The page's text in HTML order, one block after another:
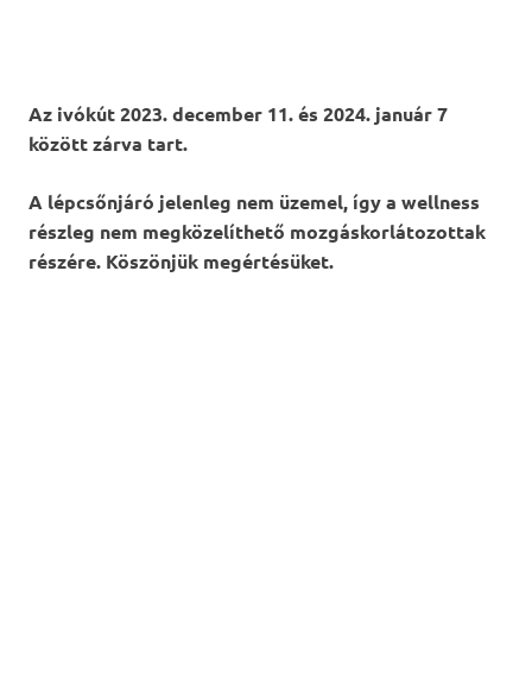
Az ivókút 2023. december 11. és 2024. január 7
között zárva tart.
A lépcsőnjáró jelenleg nem üzemel, így a wellness
részleg nem megközelíthető mozgáskorlátozottak
részére. Köszönjük megértésüket.